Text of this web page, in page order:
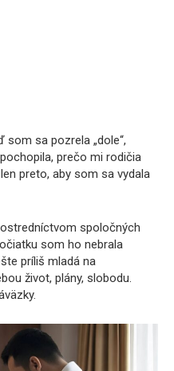
sa pozrela „dole“,
prečo mi rodičia
preto, aby som sa vydala
spoločných
som ho nebrala
príliš mladá na
život, plány, slobodu.